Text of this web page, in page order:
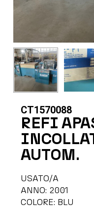
CT1570088
REFI
AUTOM.
USATO/A
ANNO: 2001
COLORE: BLU